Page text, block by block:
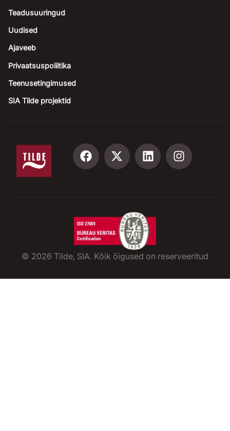
Teadusuuringud
Uudised
Ajaveeb
Privaatsuspoliitika
Teenusetingimused
SIA Tilde projektid
© 2026 Tilde, SIA. Kõik õigused on reserveeritud